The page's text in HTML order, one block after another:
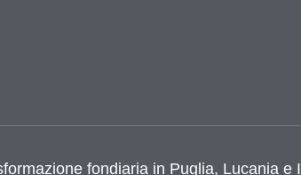
fondiaria in Puglia, Lucania e